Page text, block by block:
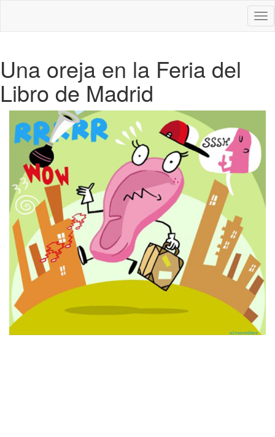
Una oreja en la Feria del
Libro de Madrid